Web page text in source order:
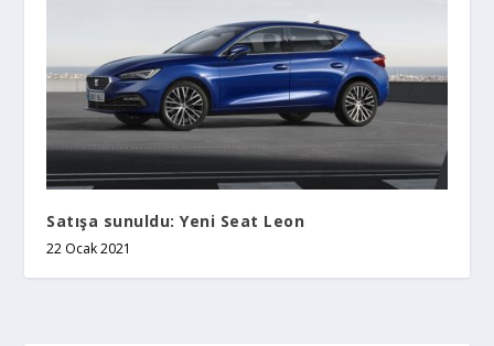
Satışa sunuldu: Yeni Seat Leon
22 Ocak 2021